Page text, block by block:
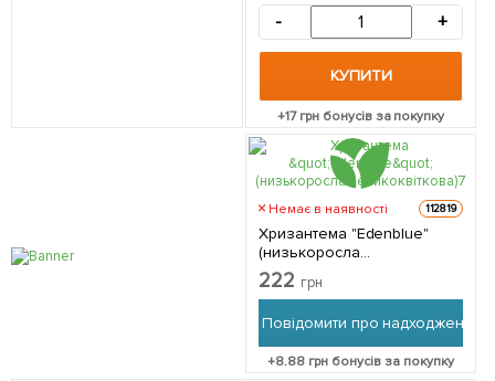
- +
КУПИТИ
+17грн бонусів за покупку
Немає в наявності 112819
Хризантема "Edenblue"
(низькоросла
великоквіткова) 1
саджанець в упаковці
222 грн
Повідомити про надходження
+8.88 грн бонусів за покупку